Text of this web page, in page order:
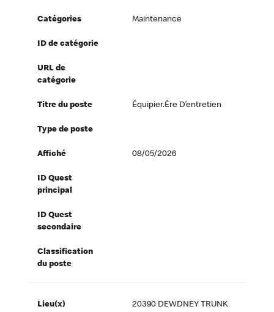
Catégories Maintenance
ID de catégorie
URL de
catégorie
Titre du poste Équipier.ére D’entretien
Type de poste
Affiché 08/05/2026
ID Quest
principal
ID Quest
secondaire
Classification
du poste
Lieu(x)
20390 DEWDNEY TRUNK